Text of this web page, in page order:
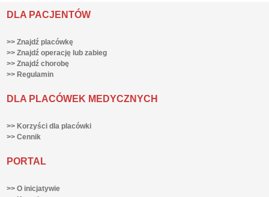
DLA PACJENTÓW
>> Znajdź placówkę
>> Znajdź operację lub zabieg
>> Znajdź chorobę
>> Regulamin
DLA PLACÓWEK MEDYCZNYCH
>> Korzyści dla placówki
>> Cennik
PORTAL
>> O inicjatywie